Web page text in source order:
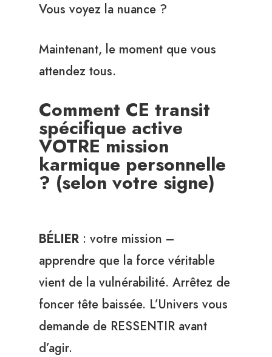
Vous voyez la nuance ?
Maintenant, le moment que vous
attendez tous.
Comment CE transit
spécifique active
VOTRE mission
karmique personnelle
? (selon votre signe)
BÉLIER : votre mission –
apprendre que la force véritable
vient de la vulnérabilité. Arrêtez de
foncer tête baissée. L’Univers vous
demande de RESSENTIR avant
d’agir.